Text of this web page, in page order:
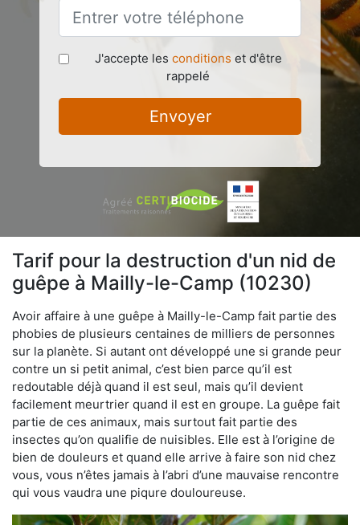
J'accepte les conditions et d'être
rappelé
Envoyer
Tarif pour la destruction d'un nid de
guêpe à Mailly-le-Camp (10230)
Avoir affaire à une guêpe à Mailly-le-Camp fait partie des
phobies de plusieurs centaines de milliers de personnes
sur la planète. Si autant ont développé une si grande peur
contre un si petit animal, c’est bien parce qu’il est
redoutable déjà quand il est seul, mais qu’il devient
facilement meurtrier quand il est en groupe. La guêpe fait
partie de ces animaux, mais surtout fait partie des
insectes qu’on qualifie de nuisibles. Elle est à l’origine de
bien de douleurs et quand elle arrive à faire son nid chez
vous, vous n’êtes jamais à l’abri d’une mauvaise rencontre
qui vous vaudra une piqure douloureuse.